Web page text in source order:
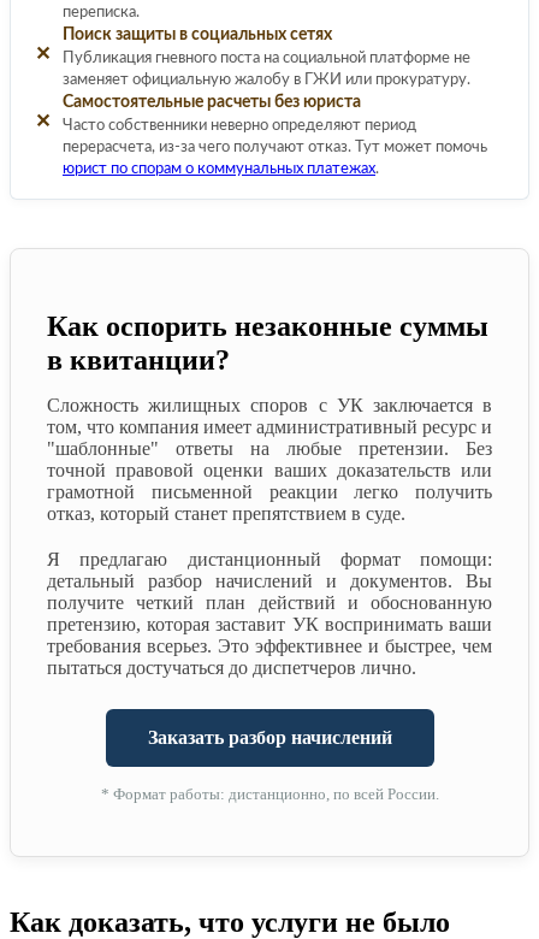
переписка.
✕
Поиск защиты в социальных сетях
Публикация гневного поста на социальной платформе не
заменяет официальную жалобу в ГЖИ или прокуратуру.
✕
Самостоятельные расчеты без юриста
Часто собственники неверно определяют период
перерасчета, из-за чего получают отказ. Тут может помочь
юрист по спорам о коммунальных платежах.
Как оспорить незаконные суммы
в квитанции?
Сложность жилищных споров с УК заключается в
том, что компания имеет административный ресурс и
"шаблонные" ответы на любые претензии. Без
точной правовой оценки ваших доказательств или
грамотной письменной реакции легко получить
отказ, который станет препятствием в суде.
Я предлагаю дистанционный формат помощи:
детальный разбор начислений и документов. Вы
получите четкий план действий и обоснованную
претензию, которая заставит УК воспринимать ваши
требования всерьез. Это эффективнее и быстрее, чем
пытаться достучаться до диспетчеров лично.
Заказать разбор начислений
* Формат работы: дистанционно, по всей России.
Как доказать, что услуги не было